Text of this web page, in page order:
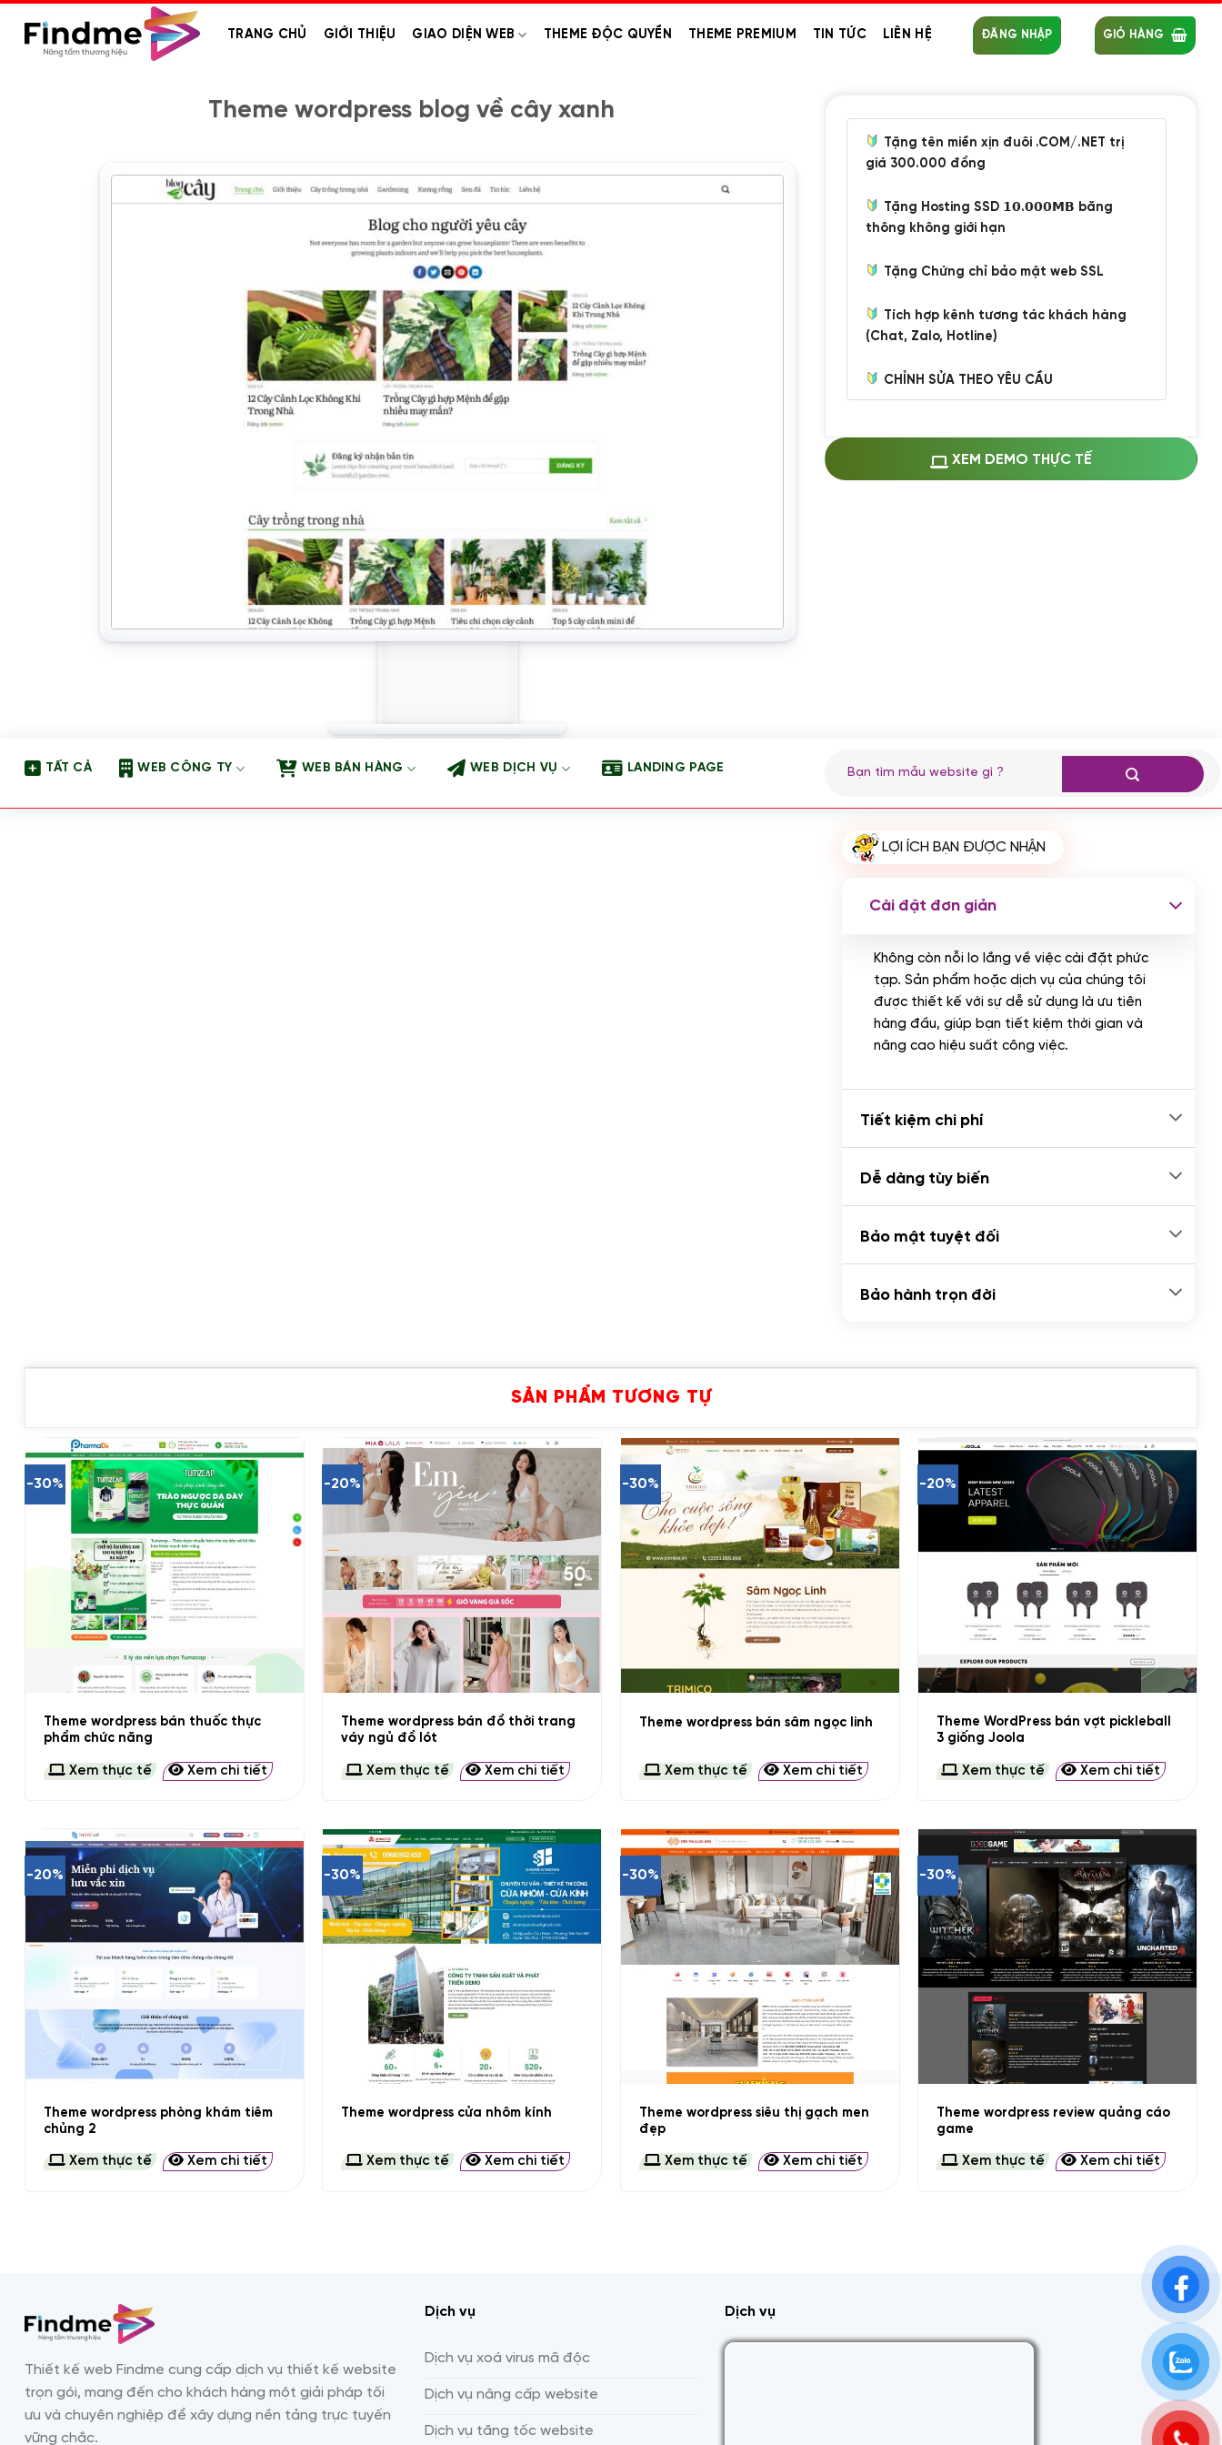
TRANG CHỦ GIỚI THIỆU GIAO DIỆN WEB THEME ĐỘC QUYỀN THEME PREMIUM TIN TỨC LIÊN HỆ ĐĂNG NHẬP GIỎ HÀNG
Theme wordpress blog về cây xanh
Tặng tên miền xịn đuôi .COM/.NET trị
giá 300.000 đồng
Tặng Hosting SSD 𝟭𝟬.𝟬𝟬𝟬𝗠𝗕 băng
thông không giới hạn
Tặng Chứng chỉ bảo mật web SSL
Tích hợp kênh tương tác khách hàng
(Chat, Zalo, Hotline)
CHỈNH SỬA THEO YÊU CẦU
Thay logo + thông tin doanh nghiệp
(+100.000 VND)
Cài đặt plugin theo yêu cầu
(+100.000 VND)
qua ngân hàng vietcombank,
XEM DEMO THỰC TẾ
TẤT CẢ WEB CÔNG TY WEB BÁN HÀNG WEB DỊCH VỤ LANDING PAGE
kiếm:
LỢI ÍCH BẠN ĐƯỢC NHẬN
Cài đặt đơn giản
Không còn nỗi lo lắng về việc cài đặt phức
tạp. Sản phẩm hoặc dịch vụ của chúng tôi
được thiết kế với sự dễ sử dụng là ưu tiên
hàng đầu, giúp bạn tiết kiệm thời gian và
nâng cao hiệu suất công việc.
Tiết kiệm chi phí
Dễ dàng tùy biến
Bảo mật tuyệt đối
Bảo hành trọn đời
SẢN PHẨM TƯƠNG TỰ
-30%
Theme wordpress bán thuốc thực
phẩm chức năng
Xem thực tế Xem chi tiết
-20%
+
Theme wordpress bán đồ thời trang
váy ngủ đồ lót
Xem thực tế Xem chi tiết
-30%
Theme wordpress bán sâm ngọc linh
Xem thực tế Xem chi tiết
-20%
+
Theme WordPress bán vợt pickleball
3 giống Joola
Xem thực tế Xem chi tiết
-20%
Theme wordpress phòng khám tiêm
chủng 2
Xem thực tế Xem chi tiết
-30%
Theme wordpress cửa nhôm kính
Xem thực tế Xem chi tiết
-30%
Theme wordpress siêu thị gạch men
đẹp
Xem thực tế Xem chi tiết
-30%
Theme wordpress review quảng cáo
game
Xem thực tế Xem chi tiết
Thiết kế web Findme cung cấp dịch vụ thiết kế website
trọn gói, mang đến cho khách hàng một giải pháp tối
ưu và chuyên nghiệp để xây dựng nền tảng trực tuyến
vững chắc.
Dịch vụ
Dịch vụ xoá virus mã độc
Dịch vụ nâng cấp website
Dịch vụ tăng tốc website
Dịch vụ